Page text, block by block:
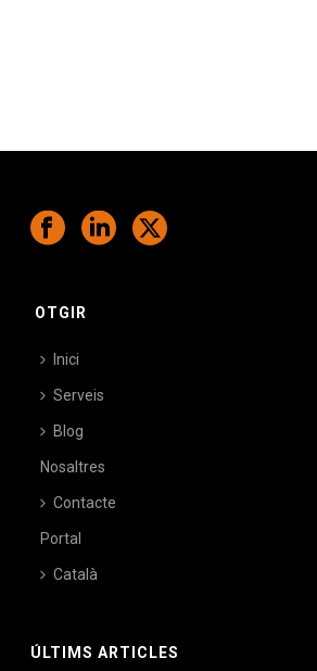
OTGIR
Inici
Serveis
Blog
Nosaltres
Contacte
Portal
Català
ÚLTIMS ARTICLES